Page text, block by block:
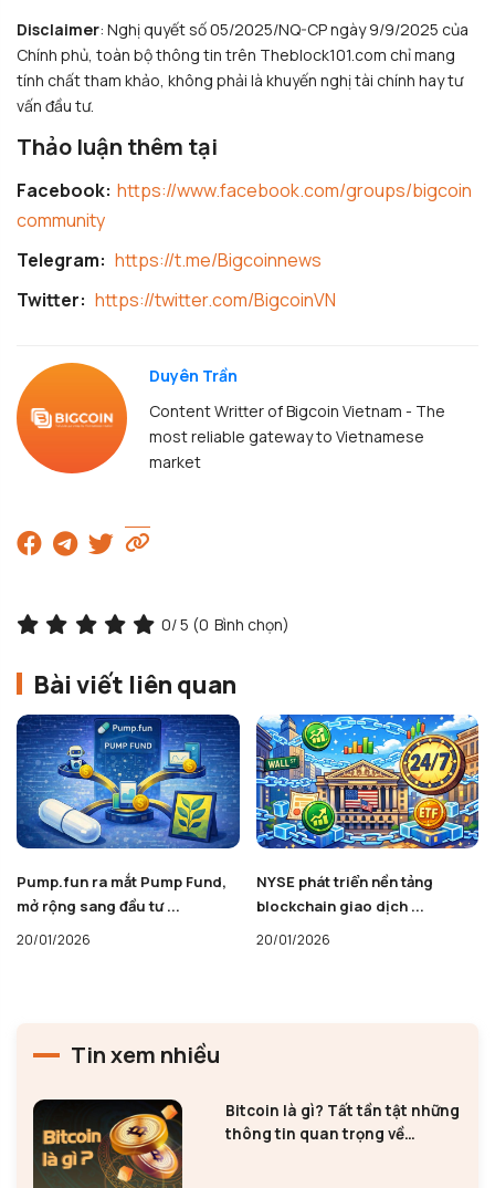
Disclaimer: Nghị quyết số 05/2025/NQ-CP ngày 9/9/2025 của
Chính phủ, toàn bộ thông tin trên Theblock101.com chỉ mang
tính chất tham khảo, không phải là khuyến nghị tài chính hay tư
vấn đầu tư.
Thảo luận thêm tại
Facebook: https://www.facebook.com/groups/bigcoin
community
Telegram: https://t.me/Bigcoinnews
Twitter: https://twitter.com/BigcoinVN
Duyên Trần
Content Writter of Bigcoin Vietnam - The
most reliable gateway to Vietnamese
market
0/ 5 (0 Bình chọn)
Bài viết liên quan
Pump.fun ra mắt Pump Fund,
mở rộng sang đầu tư ...
20/01/2026
NYSE phát triển nền tảng
blockchain giao dịch ...
20/01/2026
Tin xem nhiều
Bitcoin là gì? Tất tần tật những
thông tin quan trọng về